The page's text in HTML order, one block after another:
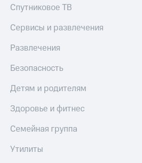
Спутниковое ТВ
Сервисы и развлечения
Развлечения
Безопасность
Детям и родителям
Здоровье и фитнес
Семейная группа
Утилиты